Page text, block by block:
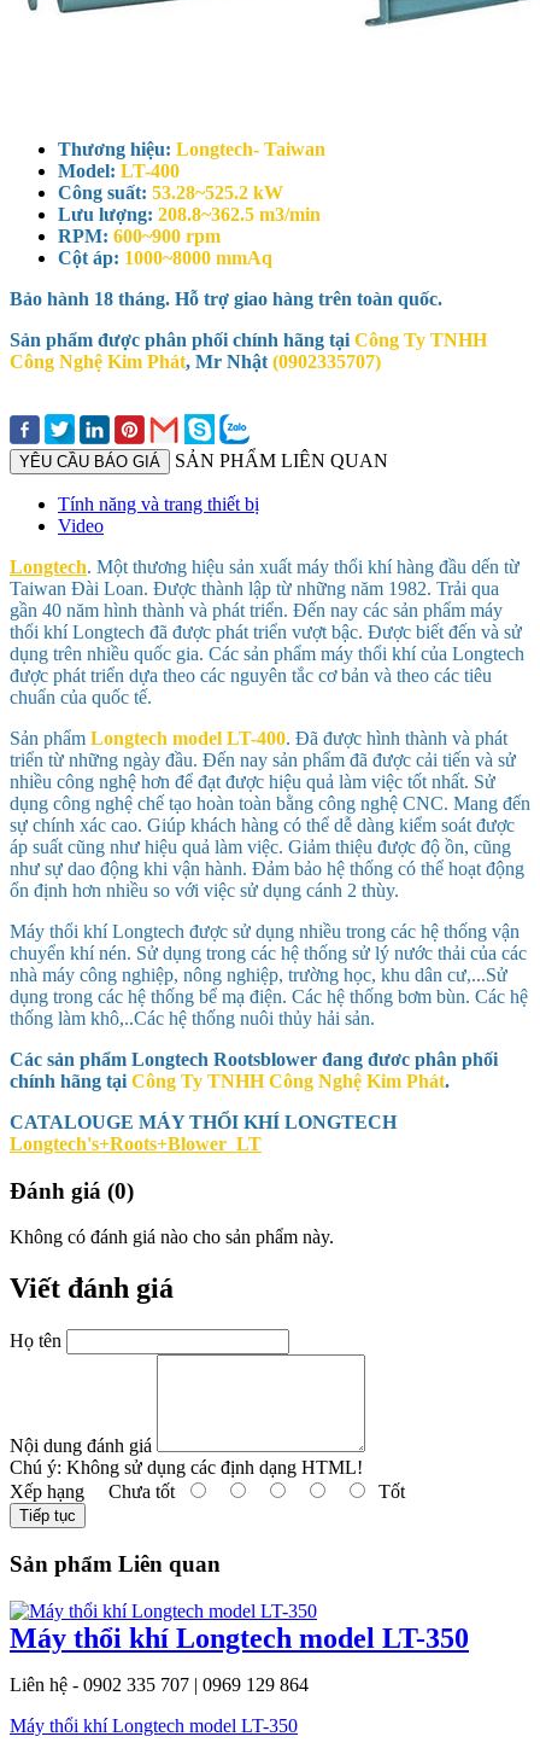
Thương hiệu: Longtech- Taiwan
Model: LT-400
Công suất: 53.28~525.2 kW
Lưu lượng: 208.8~362.5 m3/min
RPM: 600~900 rpm
Cột áp: 1000~8000 mmAq
Bảo hành 18 tháng. Hỗ trợ giao hàng trên toàn quốc.
Sản phẩm được phân phối chính hãng tại Công Ty TNHH
Công Nghệ Kim Phát, Mr Nhật (0902335707)
YÊU CẦU BÁO GIÁ SẢN PHẨM LIÊN QUAN
Tính năng và trang thiết bị
Video
Longtech. Một thương hiệu sản xuất máy thổi khí hàng đầu dến từ
Taiwan Đài Loan. Được thành lập từ những năm 1982. Trải qua
gần 40 năm hình thành và phát triển. Đến nay các sản phẩm máy
thổi khí Longtech đã được phát triển vượt bậc. Được biết đến và sử
dụng trên nhiều quốc gia. Các sản phẩm máy thổi khí của Longtech
được phát triển dựa theo các nguyên tắc cơ bản và theo các tiêu
chuẩn của quốc tế.
Sản phẩm Longtech model LT-400. Đã được hình thành và phát
triển từ những ngày đầu. Đến nay sản phẩm đã được cải tiến và sử
nhiều công nghệ hơn để đạt được hiệu quả làm việc tốt nhất. Sử
dụng công nghệ chế tạo hoàn toàn bằng công nghệ CNC. Mang đến
sự chính xác cao. Giúp khách hàng có thể dễ dàng kiểm soát được
áp suất cũng như hiệu quả làm việc. Giảm thiệu được độ ồn, cũng
như sự dao động khi vận hành. Đảm bảo hệ thống có thể hoạt động
ổn định hơn nhiều so với việc sử dụng cánh 2 thùy.
Máy thổi khí Longtech được sử dụng nhiều trong các hệ thống vận
chuyển khí nén. Sử dụng trong các hệ thống sử lý nước thải của các
nhà máy công nghiệp, nông nghiệp, trường học, khu dân cư,...Sử
dụng trong các hệ thống bể mạ điện. Các hệ thống bơm bùn. Các hệ
thống làm khô,..Các hệ thống nuôi thủy hải sản.
Các sản phẩm Longtech Rootsblower đang đươc phân phối
chính hãng tại Công Ty TNHH Công Nghệ Kim Phát.
CATALOUGE MÁY THỔI KHÍ LONGTECH
Longtech's+Roots+Blower_LT
Đánh giá (0)
Không có đánh giá nào cho sản phẩm này.
Viết đánh giá
Họ tên
Nội dung đánh giá
Chú ý: Không sử dụng các định dạng HTML!
Xếp hạng Chưa tốt Tốt
Tiếp tục
Sản phẩm Liên quan
Máy thổi khí Longtech model LT-350
Liên hệ - 0902 335 707 | 0969 129 864
Máy thổi khí Longtech model LT-350